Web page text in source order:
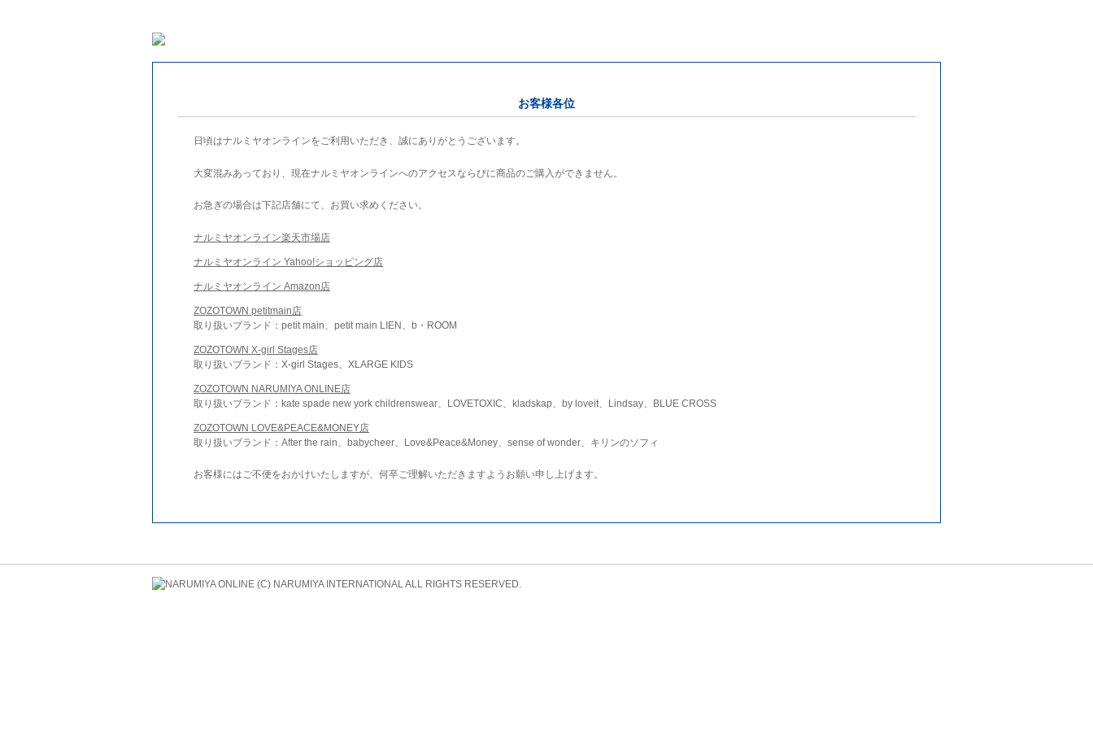
お客様各位
日頃はナルミヤオンラインをご利用いただき、誠にありがとうございます。
大変混みあっており、現在ナルミヤオンラインへのアクセスならびに商品のご購入ができません。
お急ぎの場合は下記店舗にて、お買い求めください。
ナルミヤオンライン楽天市場店
ナルミヤオンライン Yahoo!ショッピング店
ナルミヤオンライン Amazon店
ZOZOTOWN petitmain店
取り扱いブランド：petit main、petit main LIEN、b・ROOM
ZOZOTOWN X-girl Stages店
取り扱いブランド：X-girl Stages、XLARGE KIDS
ZOZOTOWN NARUMIYA ONLINE店
取り扱いブランド：kate spade new york childrenswear、LOVETOXIC、kladskap、by loveit、Lindsay、BLUE CROSS
ZOZOTOWN LOVE&PEACE&MONEY店
取り扱いブランド：After the rain、babycheer、Love&Peace&Money、sense of wonder、キリンのソフィ
お客様にはご不便をおかけいたしますが、何卒ご理解いただきますようお願い申し上げます。